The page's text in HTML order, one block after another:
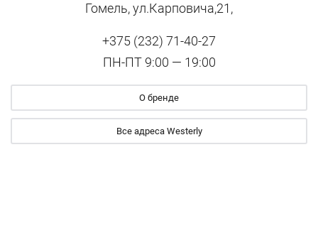
Гомель, ул.Карповича,21,
+375 (232) 71-40-27
ПН-ПТ 9:00 — 19:00
О бренде
Все адреса Westerly